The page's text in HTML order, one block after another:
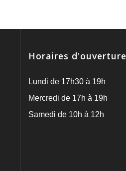
Horaires d'ouverture
Lundi de 17h30 à 19h
Mercredi de 17h à 19h
Samedi de 10h à 12h